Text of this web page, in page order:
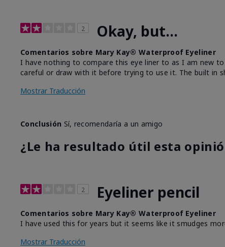
2 Okay, but...
Comentarios sobre Mary Kay® Waterproof Eyeliner
I have nothing to compare this eye liner to as I am new
careful or draw with it before trying to use it. The built in
Mostrar Traducción
Conclusión Sí, recomendaría a un amigo
¿Le ha resultado útil esta
2 Eyeliner pencil
Comentarios sobre Mary Kay® Waterproof Eyeliner
I have used this for years but it seems like it smudges
Mostrar Traducción